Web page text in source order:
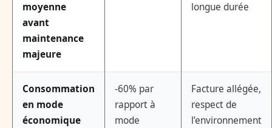
moyenne
avant
maintenance
majeure
longue durée
Consommation
en mode
économique
-60% par
rapport à
mode
Facture allégée,
respect de
l’environnement